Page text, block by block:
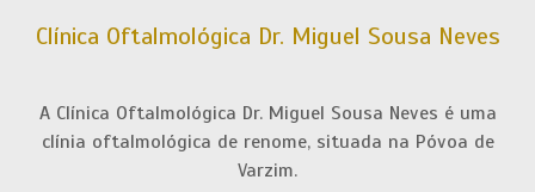
oRÇAMENTO
Clínica Oftalmológica Dr. Miguel Sousa Neves
A Clínica Oftalmológica Dr. Miguel Sousa Neves é uma
clínia oftalmológica de renome, situada na Póvoa de
Varzim.